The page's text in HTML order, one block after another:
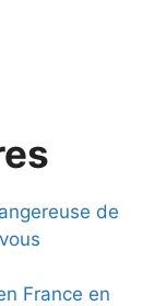
de
France en